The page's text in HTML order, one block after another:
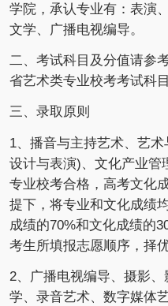
学院 ，承认专业有：表演
文学、广播电视编导。
二、考试科目及分值请参
省艺术类专业校考考试科目
三、录取原则
1、播音与主持艺术、艺
设计与表演)、文化产业管
专业校考合格，高考文化
提下，将专业和文化成绩
成绩的70%和文化成绩的
考生所填报志愿顺序，择优
2、广播电视编导、摄影
学、录音艺术、数字媒体